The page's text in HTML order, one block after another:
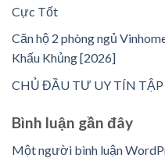
Cực Tốt
Căn hộ 2 phòng ngủ
Khấu Khủng [2026]
CHỦ ĐẦU TƯ UY TÍN
Bình luận gần đây
Một người bình luận